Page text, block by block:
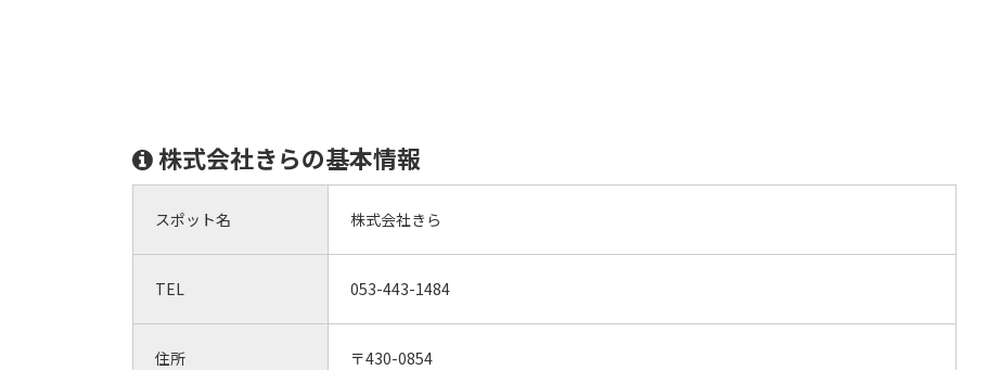
株式会社きらの基本情報
スポット名 株式会社きら
TEL 053-443-1484
住所
〒430-0854